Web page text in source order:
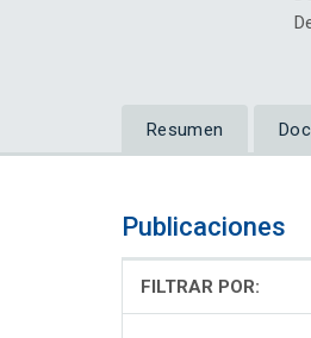
Resumen
Publicaciones
FILTRAR POR: